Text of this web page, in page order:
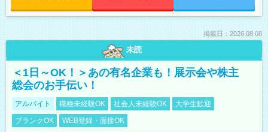
掲載日：2026.08.08
未読
＜1日～OK！＞あの有名企業も！展示会や株主
総会のお手伝い！
アルバイト 職種未経験OK 社会人未経験OK
大学生歓迎
ブランクOK
WEB登録・面接OK